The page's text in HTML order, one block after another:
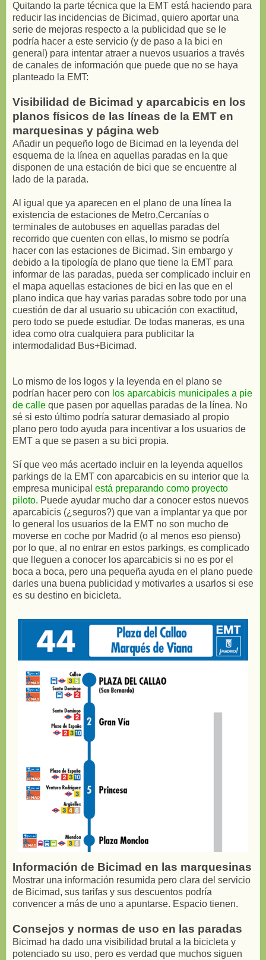
Quitando la parte técnica que la EMT está haciendo para
reducir las incidencias de Bicimad, quiero aportar una
serie de mejoras respecto a la publicidad que se le
podría hacer a este servicio (y de paso a la bici en
general) para intentar atraer a nuevos usuarios a través
de canales de información que puede que no se haya
planteado la EMT:
Visibilidad de Bicimad y aparcabicis en los
planos físicos de las líneas de la EMT en
marquesinas y página web
Añadir un pequeño logo de Bicimad en la leyenda del
esquema de la línea en aquellas paradas en la que
disponen de una estación de bici que se encuentre al
lado de la parada.
Al igual que ya aparecen en el plano de una línea la
existencia de estaciones de Metro,Cercanías o
terminales de autobuses en aquellas paradas del
recorrido que cuenten con ellas, lo mismo se podría
hacer con las estaciones de Bicimad. Sin embargo y
debido a la tipología de plano que tiene la EMT para
informar de las paradas, pueda ser complicado incluir en
el mapa aquellas estaciones de bici en las que en el
plano indica que hay varias paradas sobre todo por una
cuestión de dar al usuario su ubicación con exactitud,
pero todo se puede estudiar. De todas maneras, es una
idea como otra cualquiera para publicitar la
intermodalidad Bus+Bicimad.
Lo mismo de los logos y la leyenda en el plano se
podrían hacer pero con los aparcabicis municipales a pie
de calle que pasen por aquellas paradas de la línea. No
sé si esto último podría saturar demasiado al propio
plano pero todo ayuda para incentivar a los usuarios de
EMT a que se pasen a su bici propia.
Sí que veo más acertado incluir en la leyenda aquellos
parkings de la EMT con aparcabicis en su interior que la
empresa municipal está preparando como proyecto
piloto. Puede ayudar mucho dar a conocer estos nuevos
aparcabicis (¿seguros?) que van a implantar ya que por
lo general los usuarios de la EMT no son mucho de
moverse en coche por Madrid (o al menos eso pienso)
por lo que, al no entrar en estos parkings, es complicado
que lleguen a conocer los aparcabicis si no es por el
boca a boca, pero una pequeña ayuda en el plano puede
darles una buena publicidad y motivarles a usarlos si ese
es su destino en bicicleta.
Información de Bicimad en las marquesinas
Mostrar una información resumida pero clara del servicio
de Bicimad, sus tarifas y sus descuentos podría
convencer a más de uno a apuntarse. Espacio tienen.
Consejos y normas de uso en las paradas
Bicimad ha dado una visibilidad brutal a la bicicleta y
potenciado su uso, pero es verdad que muchos siguen